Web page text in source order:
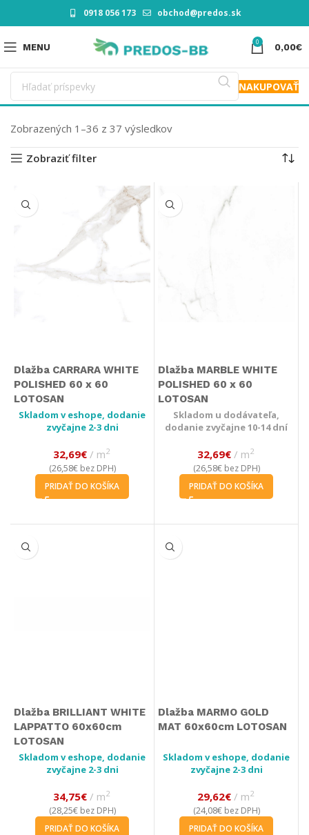
0918 056 173 obchod@predos.sk
MENU 0 0,00€
NAKUPOVAŤ
Zobrazených 1–36 z 37 výsledkov
Zobraziť filter
Dlažba CARRARA WHITE
POLISHED 60 x 60
LOTOSAN
Skladom v eshope, dodanie
zvyčajne 2-3 dni
32,69€ m2
(26,58€bez DPH)
PRIDAŤ DO KOŠÍKA
Dlažba MARBLE WHITE
POLISHED 60 x 60
LOTOSAN
Skladom u dodávateľa,
dodanie zvyčajne 10-14 dní
32,69€ m2
(26,58€bez DPH)
PRIDAŤ DO KOŠÍKA
Dlažba BRILLIANT WHITE
LAPPATTO 60x60cm
LOTOSAN
Skladom v eshope, dodanie
zvyčajne 2-3 dni
34,75€ m2
(28,25€bez DPH)
PRIDAŤ DO KOŠÍKA
Dlažba MARMO GOLD
MAT 60x60cm LOTOSAN
Skladom v eshope, dodanie
zvyčajne 2-3 dni
29,62€ m2
(24,08€bez DPH)
PRIDAŤ DO KOŠÍKA